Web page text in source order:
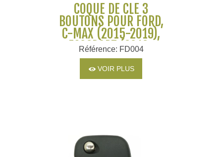
COQUE DE CLÉ 3
BOUTONS POUR FORD,
C-MAX (2015-2019),
ECOSPORT (2012-
2019), FIESTA (2008-
2019)
Référence: FD004
VOIR PLUS